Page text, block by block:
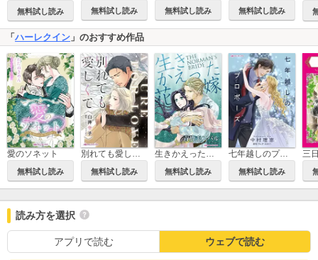
無料試し読み 無料試し読み 無料試し読み 無料試し読み
「ハーレクイン 」のおすすめ作品
愛のソネット
無料試し読み 無料試し読み 無料試し読み
七年越しのプロポーズ
無料試し読み
三
読み方を選択
アプリで読む ウェブで読む